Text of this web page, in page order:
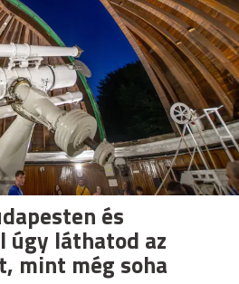
és
úgy láthatod az
mint még soha